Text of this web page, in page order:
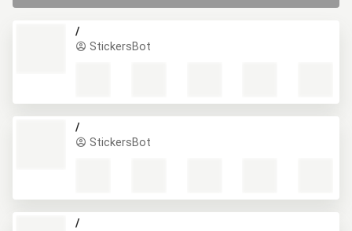
/
StickersBot
/
StickersBot
/